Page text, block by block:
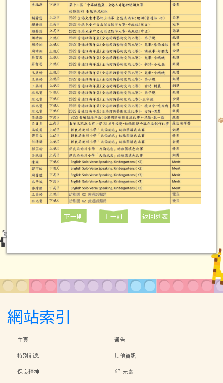
下一則 上一則 返回列表
網站索引
主頁
通告
特別消息
其他資訊
保良精神
6P 元素